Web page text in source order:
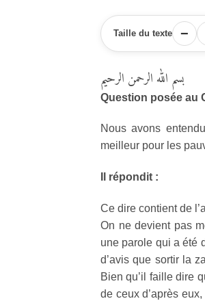
Taille du texte −
بسم الله الرحمن الرحيم
Question posée au
Nous avons
meilleur pour les
Il répondit :
Ce dire contient de
On ne devient pas
une parole qui a été
d’avis que sortir la
Bien qu’il faille dire
de ceux d’après